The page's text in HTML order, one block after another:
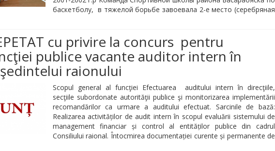
баскетболу, в тяжелой борьбе завоевала 2-е место (серебряная
cu privire la concurs pentru
publice vacante auditor intern în
raionului
Scopul general al funcţiei Efectuarea auditului intern în direcţiile,
secţiile subordonate autorităţii publice şi monitorizarea implementării
recomandărilor ca urmare a auditului efectuat. Sarcinile de bază:
Realizarea activităților de audit intern în scopul evaluării sistemului de
management financiar și control al entităților publice din cadrul
Consiliului raional. Întocmirea documentației curente și permanente de